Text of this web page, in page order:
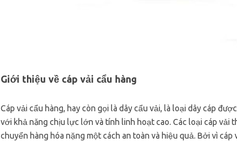
Giới thiệu về cáp vải cẩu hàng
Cáp vải cẩu hàng, hay còn gọi là dây cẩu vải, là loại dây cáp
với khả năng chịu lực lớn và tính linh hoạt cao. Các loại cáp vải
chuyển hàng hóa nặng một cách an toàn và hiệu quả. Bởi vì